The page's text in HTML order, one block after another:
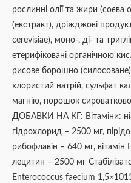
рослинні олії та жири (соєва
(екстракт), дріжджові
cerevisiae), моно-, ді- та
етерифіковані органічною
рисове борошно
хлористий натрій, сульфат
магнію, порошок
ДОБАВКИ НА КГ: Вітаміни:
гідрохлорид – 2500 мг,
рибофлавін – 640 мг,
лецитин – 2500 мг
Enterococcus faecium